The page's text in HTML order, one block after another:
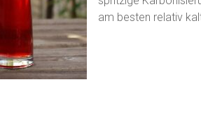
am besten relativ